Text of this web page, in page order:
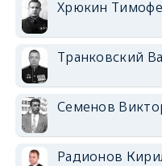
Хрюкин
Транковский
Семенов
Радионов